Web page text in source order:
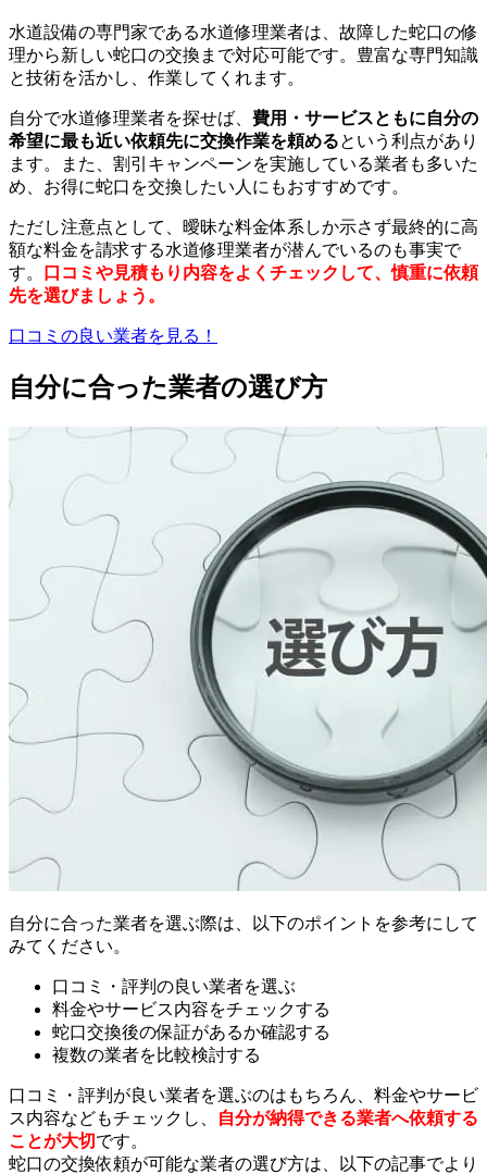
水道設備の専門家である水道修理業者は、故障した蛇口の修
理から新しい蛇口の交換まで対応可能です。豊富な専門知識
と技術を活かし、作業してくれます。
自分で水道修理業者を探せば、 費用・サービスともに自分の
希望に最も近い依頼先に交換作業を頼めるという利点があり
ます。また、割引キャンペーンを実施している業者も多いた
め、お得に蛇口を交換したい人にもおすすめです。
ただし注意点として、曖昧な料金体系しか示さず最終的に高
額な料金を請求する水道修理業者が潜んでいるのも事実で
す。
口コミや見積もり内容をよくチェックして、慎重に依頼
先を選びましょう。
口コミの良い業者を見る！
自分に合った業者の選び方
自分に合った業者を選ぶ際は、以下のポイントを参考にして
みてください。
口コミ・評判の良い業者を選ぶ
料金やサービス内容をチェックする
蛇口交換後の保証があるか確認する
複数の業者を比較検討する
口コミ・評判が良い業者を選ぶのはもちろん、料金やサービ
ス内容などもチェックし、
自分が納得できる業者へ依頼する
ことが大切です。
蛇口の交換依頼が可能な業者の選び方は、以下の記事でより